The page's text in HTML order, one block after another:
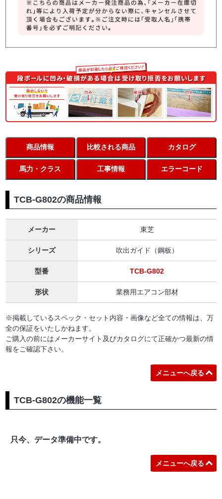
商品情報 比較される商品 カタログ
馬力・クラス 工事情報 エラーコード
TCB-G802の商品情報
メーカー 東芝
シリーズ 吹出ガイド（鋼板）
型番 TCB-G802
形状 業務用エアコン部材
※掲載しているスペック・セット内容・画像など全ての情報は、万
全の保証をいたしかねます。
ご購入の前にはメーカーサイト及びカタログにて正確かつ最新の情
報をご確認下さい。
メニューへ戻る
TCB-G802の機能一覧
只今、データ準備中です。
メニューへ戻る